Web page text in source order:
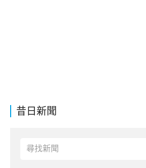
昔日新聞